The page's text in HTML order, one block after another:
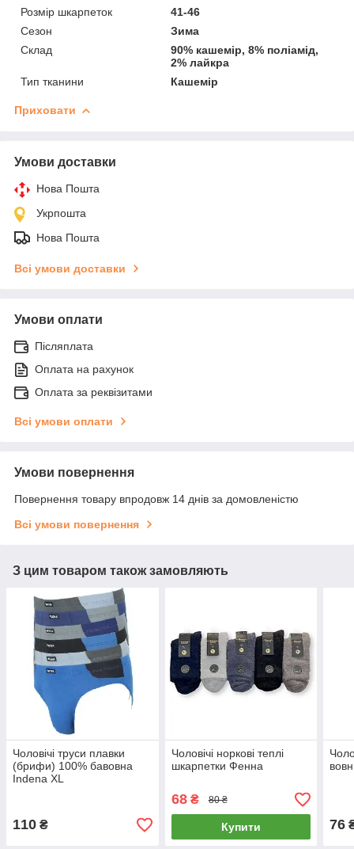
Розмір шкарпеток
41-46
Сезон
Зима
Склад
90% кашемір, 8% поліамід,
2% лайкра
Тип тканини
Кашемір
Приховати
Умови доставки
Нова Пошта
Укрпошта
Нова Пошта
Всі умови доставки
Умови оплати
Післяплата
Оплата на рахунок
Оплата за реквізитами
Всі умови оплати
Умови повернення
Повернення товару впродовж 14 днів за домовленістю
Всі умови повернення
З цим товаром також замовляють
Чоловічі труси плавки
(брифи) 100% бавовна
Indena XL
110 ₴
Чоловічі норкові теплі
шкарпетки Фенна
68₴ 80 ₴
Купити 76